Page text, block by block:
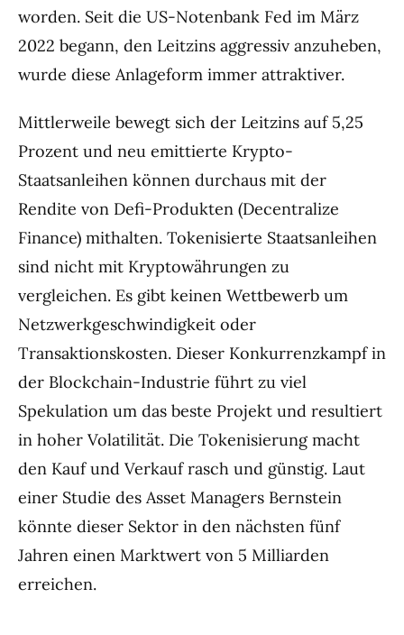
worden. Seit die US-Notenbank Fed im März
2022 begann, den Leitzins aggressiv anzuheben,
wurde diese Anlageform immer attraktiver.
Mittlerweile bewegt sich der Leitzins auf 5,25
Prozent und neu emittierte Krypto-
Staatsanleihen können durchaus mit der
Rendite von Defi-Produkten (Decentralize
Finance) mithalten. Tokenisierte Staatsanleihen
sind nicht mit Kryptowährungen zu
vergleichen. Es gibt keinen Wettbewerb um
Netzwerkgeschwindigkeit oder
Transaktionskosten. Dieser Konkurrenzkampf in
der Blockchain-Industrie führt zu viel
Spekulation um das beste Projekt und resultiert
in hoher Volatilität. Die Tokenisierung macht
den Kauf und Verkauf rasch und günstig. Laut
einer Studie des Asset Managers Bernstein
könnte dieser Sektor in den nächsten fünf
Jahren einen Marktwert von 5 Milliarden
erreichen.